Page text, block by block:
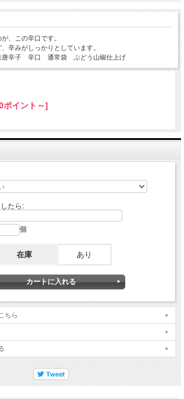
、この辛口です。
辛みがしっかりとしています。
唐辛子 辛口 通常袋 ぶどう山椒仕上げ
イント～]
たら:
個
在庫 あり
ちら